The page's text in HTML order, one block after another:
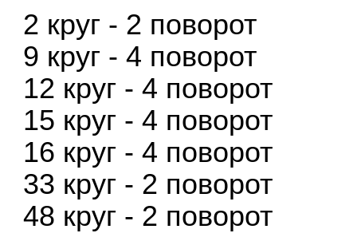
2 круг - 2 поворот
9 круг - 4 поворот
12 круг - 4 поворот
15 круг - 4 поворот
16 круг - 4 поворот
33 круг - 2 поворот
48 круг - 2 поворот